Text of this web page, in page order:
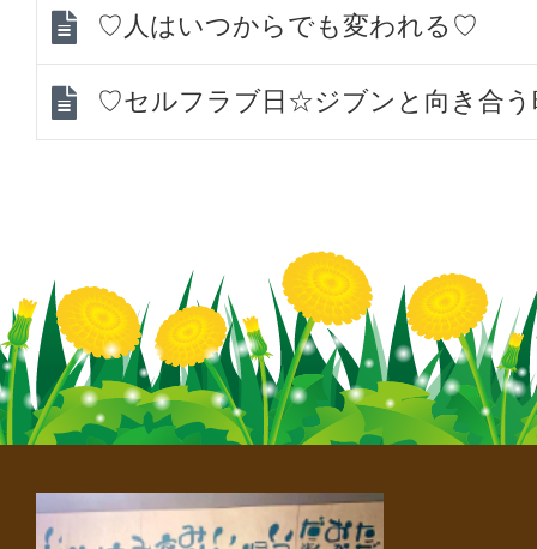
♡人はいつからでも変われる♡
♡セルフラブ日☆ジブンと向き合